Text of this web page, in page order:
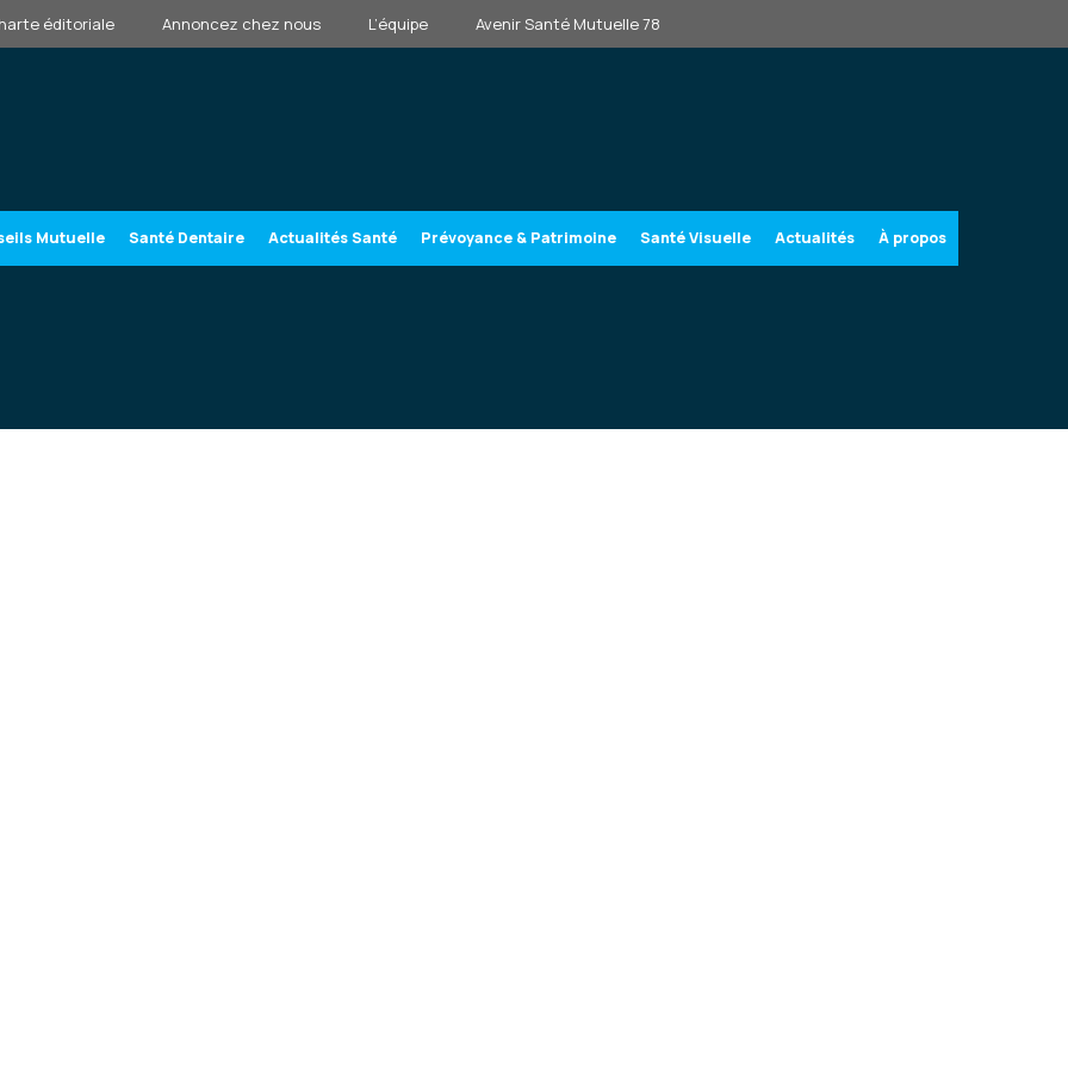
éditoriale Annoncez chez nous L’équipe Avenir Santé Mutuelle 78
Mutuelle Santé Dentaire Actualités Santé Prévoyance & Patrimoine Santé Visuelle Actualités À propos